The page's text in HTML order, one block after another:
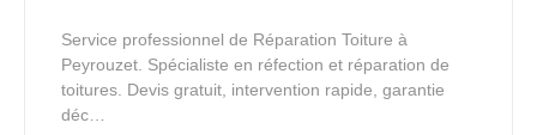
Service professionnel de Réparation Toiture à
Peyrouzet. Spécialiste en réfection et réparation de
toitures. Devis gratuit, intervention rapide, garantie
déc…